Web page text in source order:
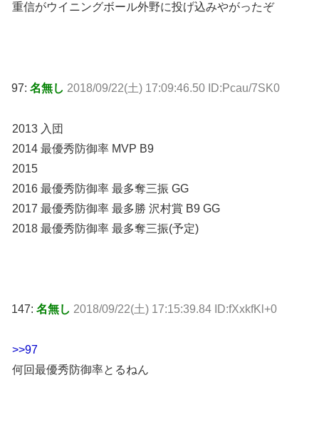
重信がウイニングボール外野に投げ込みやがったぞ
97: 名無し 2018/09/22(土) 17:09:46.50 ID:Pcau/7SK0
2013 入団
2014 最優秀防御率 MVP B9
2015
2016 最優秀防御率 最多奪三振 GG
2017 最優秀防御率 最多勝 沢村賞 B9 GG
2018 最優秀防御率 最多奪三振(予定)
147: 名無し 2018/09/22(土) 17:15:39.84 ID:fXxkfKl+0
>>97
何回最優秀防御率とるねん